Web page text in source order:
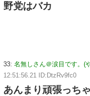
野党はバカ
33: 名無しさん＠涙目です。(
12:51:56.21 ID:DtzRv9fc0
あんまり頑張っち